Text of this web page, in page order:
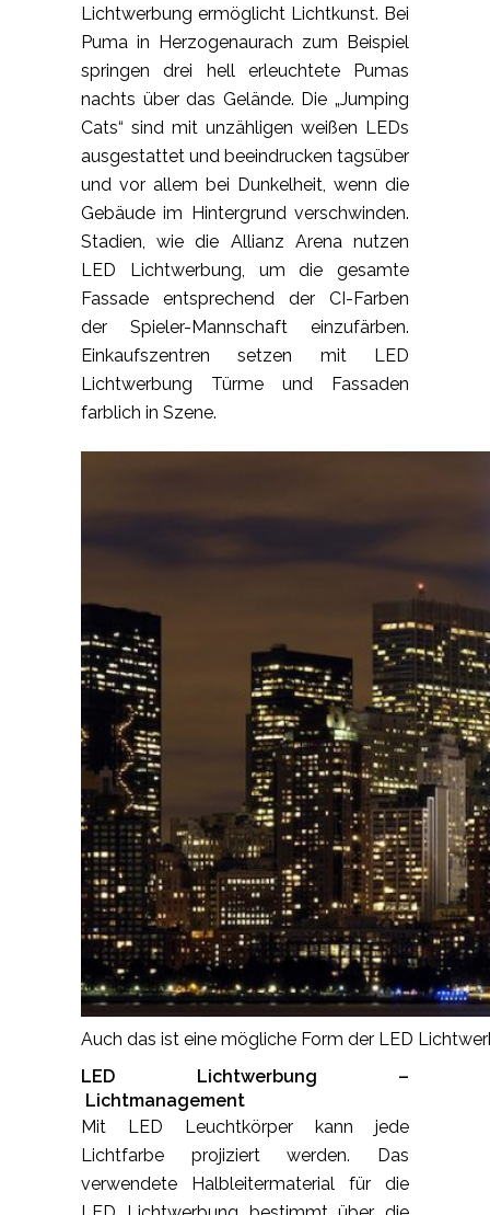
Lichtwerbung ermöglicht Lichtkunst. Bei
Puma in Herzogenaurach zum Beispiel
springen drei hell erleuchtete Pumas
nachts über das Gelände. Die „Jumping
Cats“ sind mit unzähligen weißen LEDs
ausgestattet und beeindrucken tagsüber
und vor allem bei Dunkelheit, wenn die
Gebäude im Hintergrund verschwinden.
Stadien, wie die Allianz Arena nutzen
LED Lichtwerbung, um die gesamte
Fassade entsprechend der CI-Farben
der Spieler-Mannschaft einzufärben.
Einkaufszentren setzen mit LED
Lichtwerbung Türme und Fassaden
farblich in Szene.
Auch das ist eine mögliche Form der LED
LED Lichtwerbung –
Lichtmanagement
Mit LED Leuchtkörper kann jede
Lichtfarbe projiziert werden. Das
verwendete Halbleitermaterial für die